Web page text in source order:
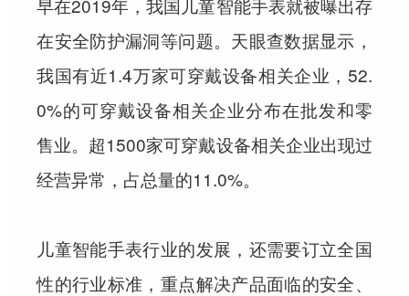
在安全防护漏洞等问题。天眼查数据显示，
我国有近1.4万家可穿戴设备相关企业，52.
0%的可穿戴设备相关企业分布在批发和零
售业。超1500家可穿戴设备相关企业出现过
经营异常，占总量的11.0%。
儿童智能手表行业的发展，还需要订立全国
性的行业标准，重点解决产品面临的安全、